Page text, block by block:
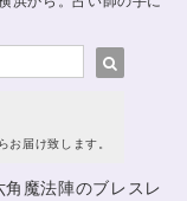
お届け致します。
魔法陣のブレスレ